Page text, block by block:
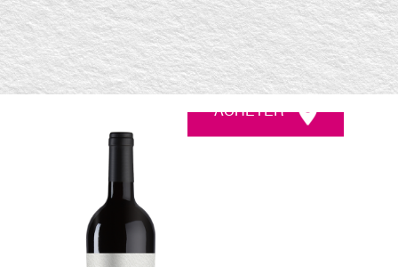
ACHETER